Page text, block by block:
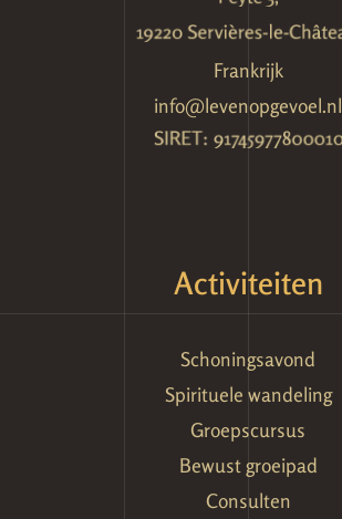
Frankrijk
info@levenopgevoel.nl
Activiteiten
Schoningsavond
Spirituele wandeling
Groepscursus
Bewust groeipad
Consulten